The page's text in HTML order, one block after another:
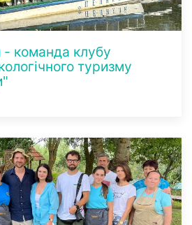
команда клубу
туризму